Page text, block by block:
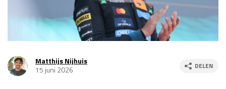
za 13:00 - 15:00
Matthijs Nijhuis
15 juni 2026
DELEN